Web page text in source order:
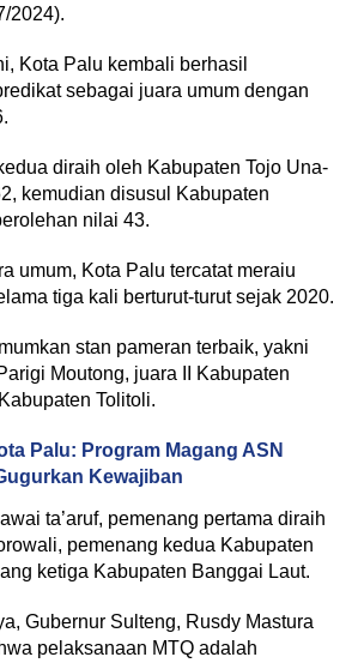
2024).
Kota Palu kembali berhasil
sebagai juara umum dengan
diraih oleh Kabupaten Tojo Una-
kemudian disusul Kabupaten
nilai 43.
umum, Kota Palu tercatat meraiu
tiga kali berturut-turut sejak 2020.
stan pameran terbaik, yakni
Moutong, juara II Kabupaten
Tolitoli.
Palu: Program Magang ASN
Kewajiban
ta’aruf, pemenang pertama diraih
pemenang kedua Kabupaten
ketiga Kabupaten Banggai Laut.
Gubernur Sulteng, Rusdy Mastura
pelaksanaan MTQ adalah